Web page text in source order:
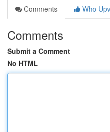
Comments
Who
Comments
Submit a Comment
No HTML